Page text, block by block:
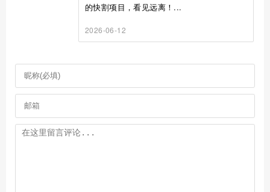
的快割项目，看见远离！...
2026-06-12